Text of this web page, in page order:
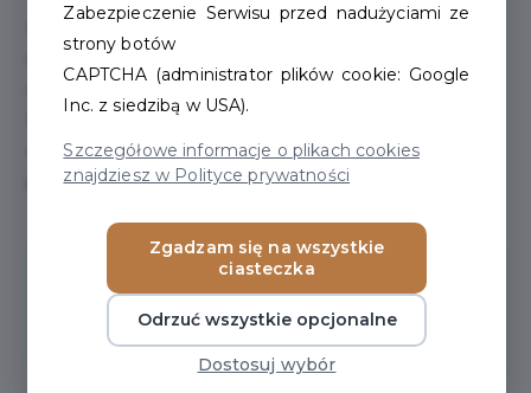
Pierwsze zdjęcie w galerii zostanie użyte jako zdjęcie
nagłówka, dlatego ważne, aby miało odpowiedni
rozmiar. Zalecamy, aby zdjęcie było nie mniejsze niż:
. Ponadto, aby zdjęcie nie zostało
wykadrowane automatycznie, musi zachować takie
proporcje(1920x456px)
Dodaj do galerii
Zabezpieczenie Serwisu przed nadużyciami ze
strony botów
CAPTCHA (administrator plików cookie: Google
Inc. z siedzibą w USA).
Szczegółowe informacje o plikach cookies
znajdziesz w Polityce prywatności
Zgadzam się na wszystkie
ciasteczka
Odrzuć wszystkie opcjonalne
Dostosuj wybór